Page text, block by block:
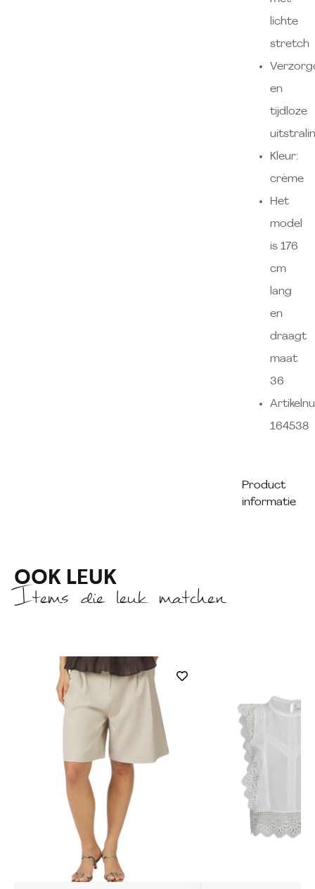
Product
informatie
lichte
stretch
en
tijdloze
Kleur:
crème
Het
model
is 176
cm
lang
en
draagt
maat
36
164538
OOK LEUK
Items die leuk matchen